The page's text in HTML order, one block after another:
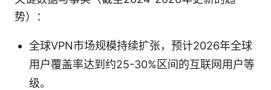
势）：
全球VPN市场规模持续扩张，预计2026年全球
用户覆盖率达到约25-30%区间的互联网用户等
级。